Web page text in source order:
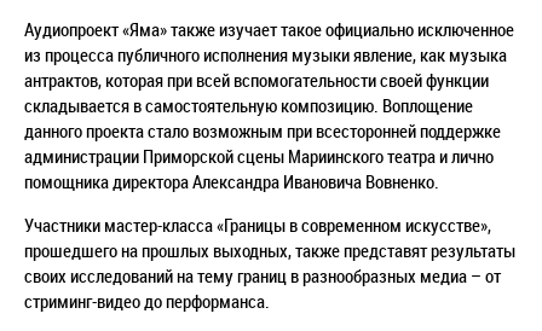
Аудиопроект «Яма» также изучает такое официально исключенное
из процесса публичного исполнения музыки явление, как музыка
антрактов, которая при всей вспомогательности своей функции
складывается в самостоятельную композицию. Воплощение
данного проекта стало возможным при всесторонней поддержке
администрации Приморской сцены Мариинского театра и лично
помощника директора Александра Ивановича Вовненко.
Участники мастер-класса «Границы в современном искусстве»,
прошедшего на прошлых выходных, также представят результаты
своих исследований на тему границ в разнообразных медиа – от
стриминг-видео до перформанса.